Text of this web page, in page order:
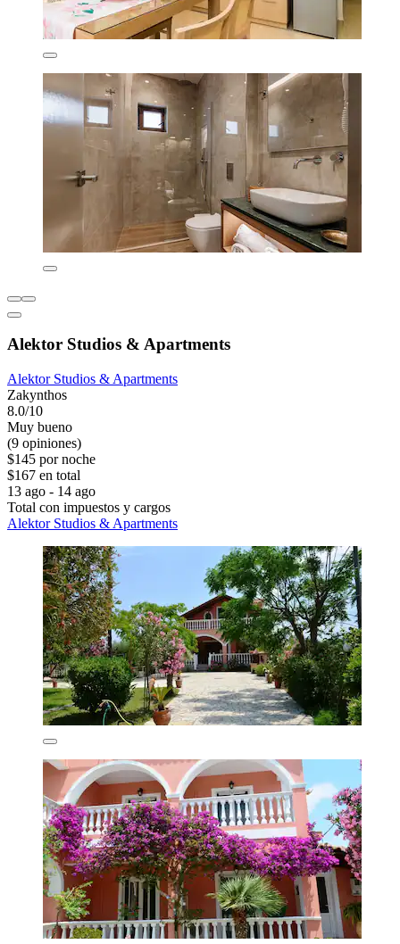
Alektor Studios & Apartments
Alektor Studios & Apartments
Zakynthos
8.0/10
Muy bueno
(9 opiniones)
$145 por noche
$167 en total
13 ago - 14 ago
Total con impuestos y cargos
Alektor Studios & Apartments